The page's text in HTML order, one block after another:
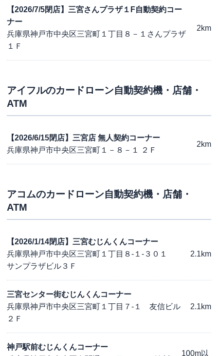
【2026/7/5閉店】三宮さんプラザ１F自動契約コー
ナー
兵庫県神戸市中央区三宮町１丁目８－１さんプラザ
１Ｆ
2km
アイフルのカードローン自動契約機・店舗・
ATM
【2026/6/15閉店】三宮店 無人契約コーナー
兵庫県神戸市中央区三宮町１－８－１ ２Ｆ
2km
アコムのカードローン自動契約機・店舗・
ATM
【2026/1/14閉店】三宮むじんくんコーナー
兵庫県神戸市中央区三宮町１丁目８-１-３０１
サンプラザビル３Ｆ
2.1km
三宮センター街むじんくんコーナー
兵庫県神戸市中央区三宮町１丁目７-１ 友信ビル
２Ｆ
2.1km
神戸駅前むじんくんコーナー
100m以